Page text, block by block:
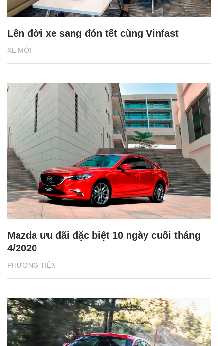
XE MỚI
Lên đời xe sang đón tết cùng Vinfast
PHƯƠNG TIỆN
Mazda ưu đãi đặc biệt 10 ngày cuối tháng
4/2020